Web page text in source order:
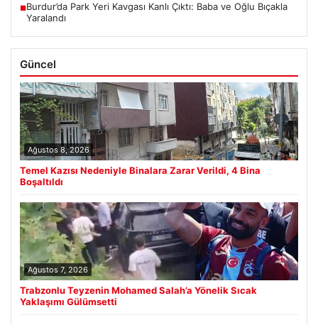
■Burdur’da Park Yeri Kavgası Kanlı Çıktı: Baba ve Oğlu Bıçakla
Yaralandı
Güncel
Ağustos 8, 2026
Temel Kazısı Nedeniyle Binalara Zarar Verildi, 4 Bina
Boşaltıldı
Ağustos 7, 2026
Trabzonlu Teyzenin Mohamed Salah’a Yönelik Sıcak
Yaklaşımı Gülümsetti